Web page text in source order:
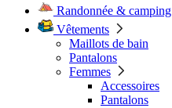
Randonnée & camping
Vêtements
Maillots de bain
Pantalons
Femmes
Accessoires
Pantalons